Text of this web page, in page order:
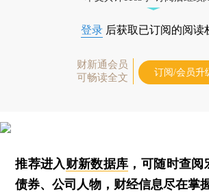
登录 后获取已订阅的阅读
财新通会员
可畅读全文
订阅/会员升
推荐进入财新数据库 ，可随时查
债券、公司人物，财经信息尽在掌握